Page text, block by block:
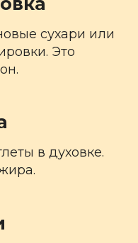
сухари или
Это
в духовке.